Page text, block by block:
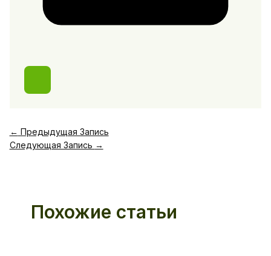
← Предыдущая Запись
Следующая Запись →
Похожие статьи